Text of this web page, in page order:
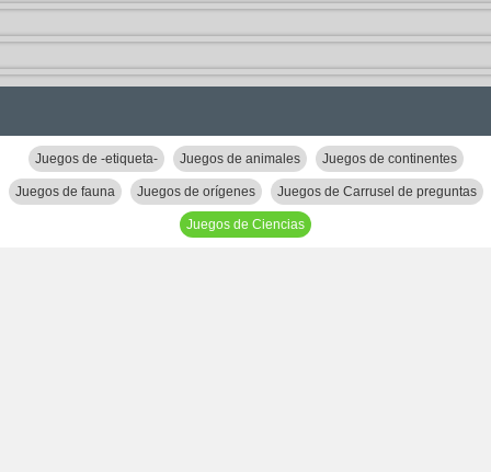
Juegos de -etiqueta- Juegos de animales Juegos de continentes
Juegos de fauna Juegos de orígenes Juegos de Carrusel de preguntas
Juegos de Ciencias